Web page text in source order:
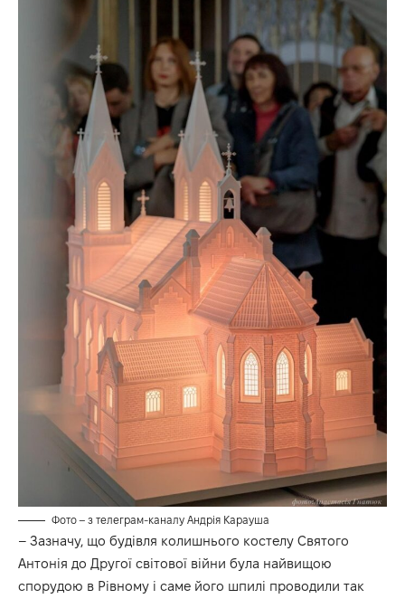
Фото – з телеграм-каналу Андрія Карауша
– Зазначу, що будівля колишнього костелу Святого
Антонія до Другої світової війни була найвищою
спорудою в Рівному і саме його шпилі проводили так